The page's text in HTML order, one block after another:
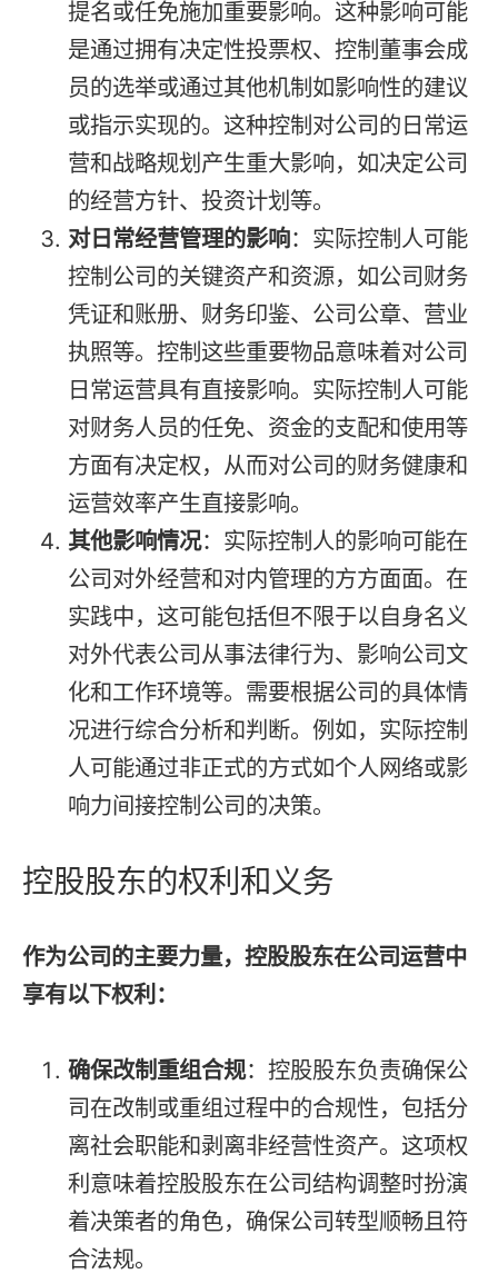
提名或任免施加重要影响。这种影响可能
是通过拥有决定性投票权、控制董事会成
员的选举或通过其他机制如影响性的建议
或指示实现的。这种控制对公司的日常运
营和战略规划产生重大影响，如决定公司
的经营方针、投资计划等。
对日常经营管理的影响：实际控制人可能
控制公司的关键资产和资源，如公司财务
凭证和账册、财务印鉴、公司公章、营业
执照等。控制这些重要物品意味着对公司
日常运营具有直接影响。实际控制人可能
对财务人员的任免、资金的支配和使用等
方面有决定权，从而对公司的财务健康和
运营效率产生直接影响。
其他影响情况：实际控制人的影响可能在
公司对外经营和对内管理的方方面面。在
实践中，这可能包括但不限于以自身名义
对外代表公司从事法律行为、影响公司文
化和工作环境等。需要根据公司的具体情
况进行综合分析和判断。例如，实际控制
人可能通过非正式的方式如个人网络或影
响力间接控制公司的决策。
控股股东的权利和义务
作为公司的主要力量，控股股东在公司运营中
享有以下权利：
确保改制重组合规：控股股东负责确保公
司在改制或重组过程中的合规性，包括分
离社会职能和剥离非经营性资产。这项权
利意味着控股股东在公司结构调整时扮演
着决策者的角色，确保公司转型顺畅且符
合法规。